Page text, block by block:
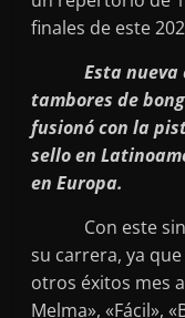
finales de este
Esta nueva
tambores de
fusionó con la
sello en
en Europa.
Con este
su carrera, ya
otros éxitos mes
Melma», «Fácil»,